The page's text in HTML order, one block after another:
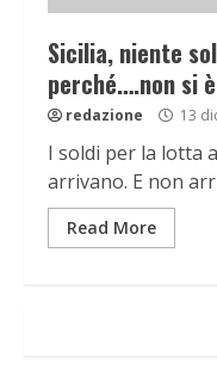
Sicilia, niente
perché….non si
redazione 13
I soldi per la lotta
arrivano. E non
Read More